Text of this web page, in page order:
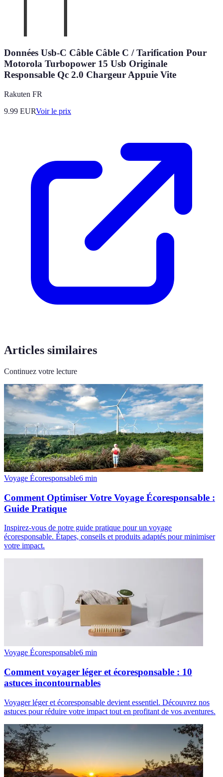
Données Usb-C Câble Câble C / Tarification Pour
Motorola Turbopower 15 Usb Originale
Responsable Qc 2.0 Chargeur Appuie Vite
Rakuten FR
9.99 EURVoir le prix
Articles similaires
Continuez votre lecture
Voyage Écoresponsable6 min
Comment Optimiser Votre Voyage Écoresponsable :
Guide Pratique
Inspirez-vous de notre guide pratique pour un voyage
écoresponsable. Étapes, conseils et produits adaptés pour minimiser
votre impact.
Voyage Écoresponsable6 min
Comment voyager léger et écoresponsable : 10
astuces incontournables
Voyager léger et écoresponsable devient essentiel. Découvrez nos
astuces pour réduire votre impact tout en profitant de vos aventures.